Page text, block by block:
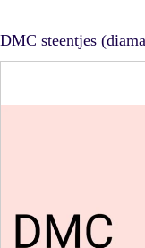
DMC steentjes